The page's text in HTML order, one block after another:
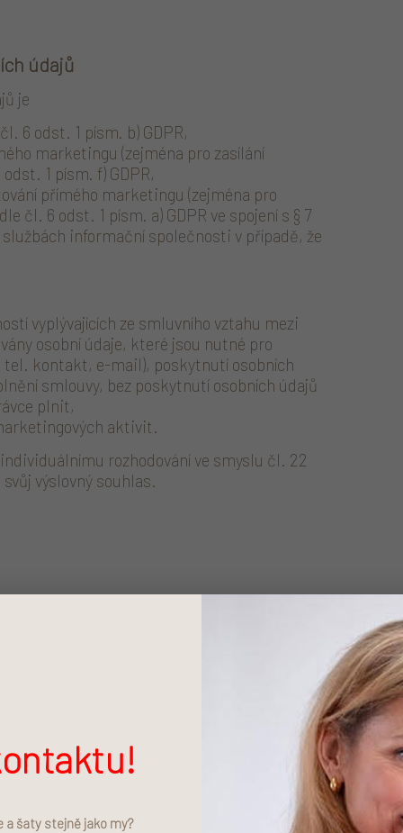
údajů
je
6 odst. 1 písm. b) GDPR,
marketingu (zejména pro zasílání
1 písm. f) GDPR,
přímého marketingu (zejména pro
čl. 6 odst. 1 písm. a) GDPR ve spojení s § 7
informační společnosti v případě, že
vyplývajících ze smluvního vztahu mezi
osobní údaje, které jsou nutné pro
tel. kontakt, e-mail), poskytnutí osobních
smlouvy, bez poskytnutí osobních údajů
plnit,
aktivit.
rozhodování ve smyslu čl. 22
výslovný souhlas.
šaty stejně jako my?